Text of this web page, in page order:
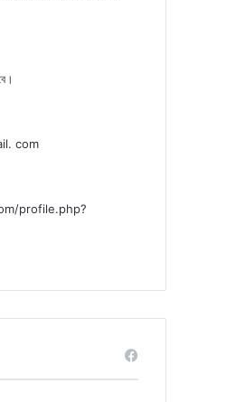
com
profile.php?